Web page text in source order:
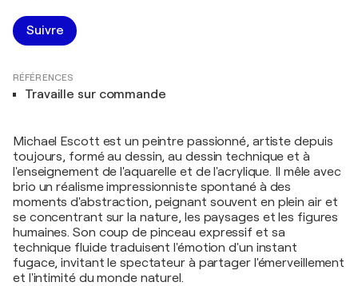
Suivre
RÉFÉRENCES
Travaille sur commande
Michael Escott est un peintre passionné, artiste depuis
toujours, formé au dessin, au dessin technique et à
l'enseignement de l'aquarelle et de l'acrylique. Il mêle avec
brio un réalisme impressionniste spontané à des
moments d'abstraction, peignant souvent en plein air et
se concentrant sur la nature, les paysages et les figures
humaines. Son coup de pinceau expressif et sa
technique fluide traduisent l'émotion d'un instant
fugace, invitant le spectateur à partager l'émerveillement
et l'intimité du monde naturel.